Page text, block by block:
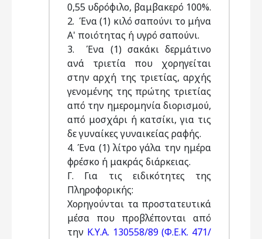
0,55 υδρόφιλο, βαμβακερό 100%.
2. Ένα (1) κιλό σαπούνι το μήνα
Α' ποιότητας ή υγρό σαπούνι.
3. Ένα (1) σακάκι δερμάτινο
ανά τριετία που χορηγείται
στην αρχή της τριετίας, αρχής
γενομένης της πρώτης τριετίας
από την ημερομηνία διορισμού,
από μοσχάρι ή κατσίκι, για τις
δε γυναίκες γυναικείας ραφής.
4. Ένα (1) λίτρο γάλα την ημέρα
φρέσκο ή μακράς διάρκειας.
Γ. Για τις ειδικότητες της
Πληροφορικής:
Χορηγούνται τα προστατευτικά
μέσα που προβλέπονται από
την Κ.Υ.Α. 130558/89 (Φ.Ε.Κ. 471/